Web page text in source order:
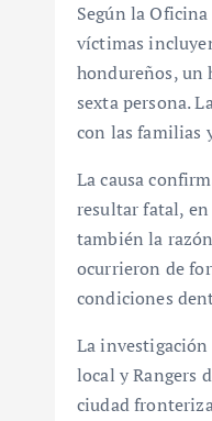
Según la
víctimas
hondureños, un
sexta persona.
con las familias
La causa
resultar fatal, en
también la
ocurrieron de
condiciones
La
local y Rangers
ciudad